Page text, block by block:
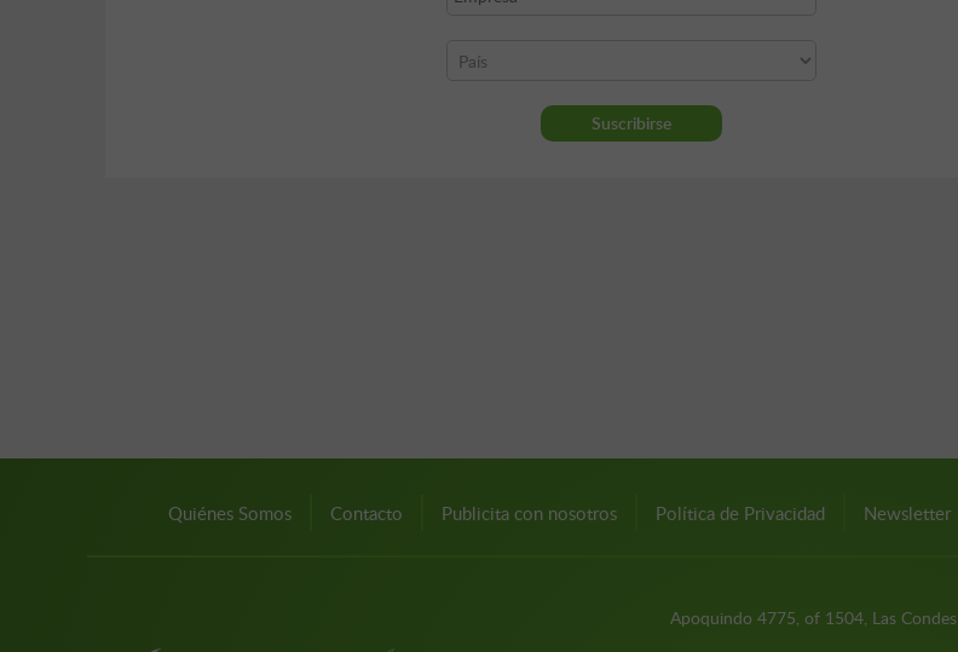
Quiénes Somos Contacto Publicita con nosotros Política de Privacidad Newsletter
Apoquindo 4775, of 1504, Las Condes